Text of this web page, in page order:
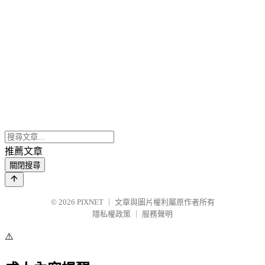
推薦文章
關閉搜尋
© 2026 PIXNET
文章與圖片權利屬原作者所有
隱私權政策
服務聲明
⚠️